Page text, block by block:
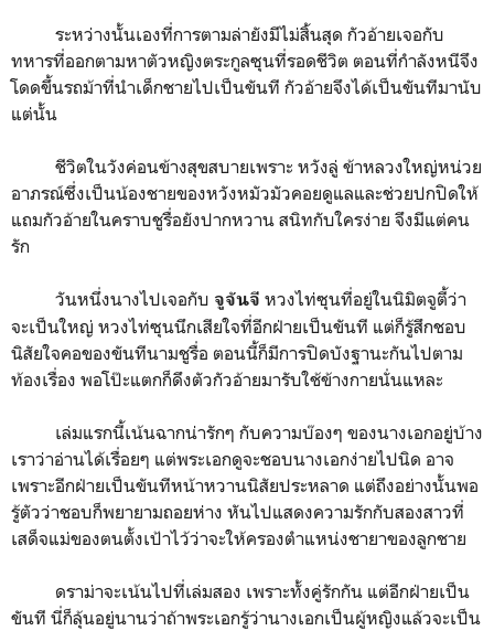
ระหว่างนั้นเองที่การตามล่ายังมีไม่สิ้นสุด กัวอ้ายเจอกับ
ทหารที่ออกตามหาตัวหญิงตระกูลซุนที่รอดชีวิต ตอนที่กำลังหนีจึง
โดดขึ้นรถม้าที่นำเด็กชายไปเป็นขันที กัวอ้ายจึงได้เป็นขันทีมานับ
แต่นั้น
ชีวิตในวังค่อนข้างสุขสบายเพราะ หวังลู่ ข้าหลวงใหญ่หน่วย
อาภรณ์ซึ่งเป็นน้องชายของหวังหมัวมัวคอยดูแลและช่วยปกปิดให้
แถมกัวอ้ายในคราบชูรื่อยังปากหวาน สนิทกับใครง่าย จึงมีแต่คน
รัก
วันหนึ่งนางไปเจอกับ จูจันจี หวงไท่ซุนที่อยู่ในนิมิตจูตี้ว่า
จะเป็นใหญ่ หวงไท่ซุนนึกเสียใจที่อีกฝ่ายเป็นขันที แต่ก็รู้สึกชอบ
นิสัยใจคอของขันทีนามชูรื่อ ตอนนี้ก็มีการปิดบังฐานะกันไปตาม
ท้องเรื่อง พอโป๊ะแตกก็ดึงตัวกัวอ้ายมารับใช้ข้างกายนั่นแหละ
เล่มแรกนี้เน้นฉากน่ารักๆ กับความบ๊องๆ ของนางเอกอยู่บ้าง
เราว่าอ่านได้เรื่อยๆ แต่พระเอกดูจะชอบนางเอกง่ายไปนิด อาจ
เพราะอีกฝ่ายเป็นขันทีหน้าหวานนิสัยประหลาด แต่ถึงอย่างนั้นพอ
รู้ตัวว่าชอบก็พยายามถอยห่าง หันไปแสดงความรักกับสองสาวที่
เสด็จแม่ของตนตั้งเป้าไว้ว่าจะให้ครองตำแหน่งชายาของลูกชาย
ดราม่าจะเน้นไปที่เล่มสอง เพราะทั้งคู่รักกัน แต่อีกฝ่ายเป็น
ขันที นี่ก็ลุ้นอยู่นานว่าถ้าพระเอกรู้ว่านางเอกเป็นผู้หญิงแล้วจะเป็น